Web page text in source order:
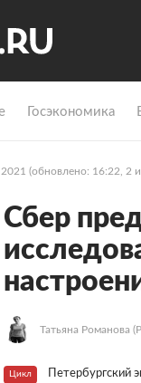
Госэкономика
(обновлено: 16:22, 2
Сбер
Татьяна Романова
Цикл Петербургский